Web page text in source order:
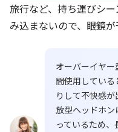
旅行など、持ち運びシ
み込まないので、眼鏡
オーバーイヤ
間使用してい
りして不快感
放型ヘッドホ
っているため